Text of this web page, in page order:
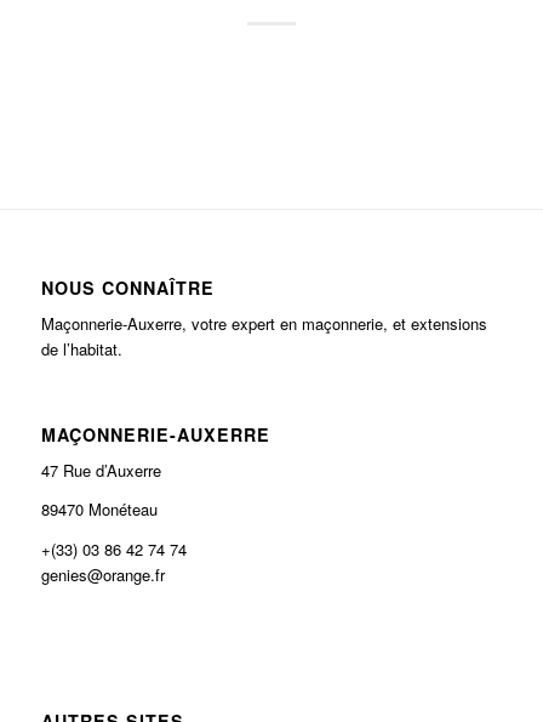
NOUS CONNAÎTRE
Maçonnerie-Auxerre, votre expert en maçonnerie, et extensions
de l’habitat.
MAÇONNERIE-AUXERRE
47 Rue d’Auxerre
89470 Monéteau
+(33) 03 86 42 74 74
genies@orange.fr